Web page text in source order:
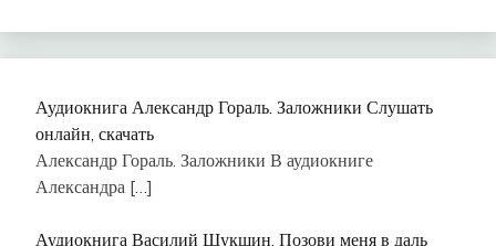
Аудиокнига Александр Гораль. Заложники Слушать
онлайн, скачать
Александр Гораль. Заложники В аудиокниге
Александра […]
Аудиокнига Василий Шукшин. Позови меня в даль